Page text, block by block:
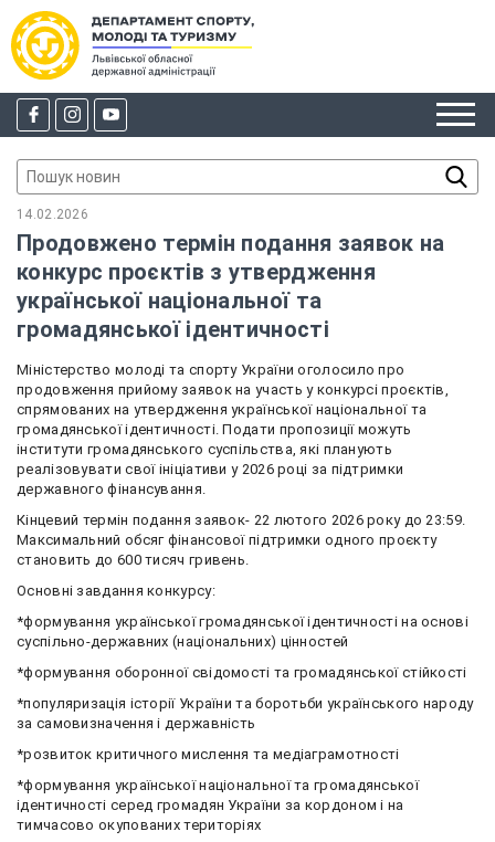
14.02.2026
Продовжено термін подання заявок на
конкурс проєктів з утвердження
української національної та
громадянської ідентичності
Міністерство молоді та спорту України оголосило про
продовження прийому заявок на участь у конкурсі проєктів,
спрямованих на утвердження української національної та
громадянської ідентичності. Подати пропозиції можуть
інститути громадянського суспільства, які планують
реалізовувати свої ініціативи у 2026 році за підтримки
державного фінансування.
Кінцевий термін подання заявок- 22 лютого 2026 року до 23:59.
Максимальний обсяг фінансової підтримки одного проєкту
становить до 600 тисяч гривень.
Основні завдання конкурсу:
*формування української громадянської ідентичності на основі
суспільно-державних (національних) цінностей
*формування оборонної свідомості та громадянської стійкості
*популяризація історії України та боротьби українського народу
за самовизначення і державність
*розвиток критичного мислення та медіаграмотності
*формування української національної та громадянської
ідентичності серед громадян України за кордоном і на
тимчасово окупованих територіях